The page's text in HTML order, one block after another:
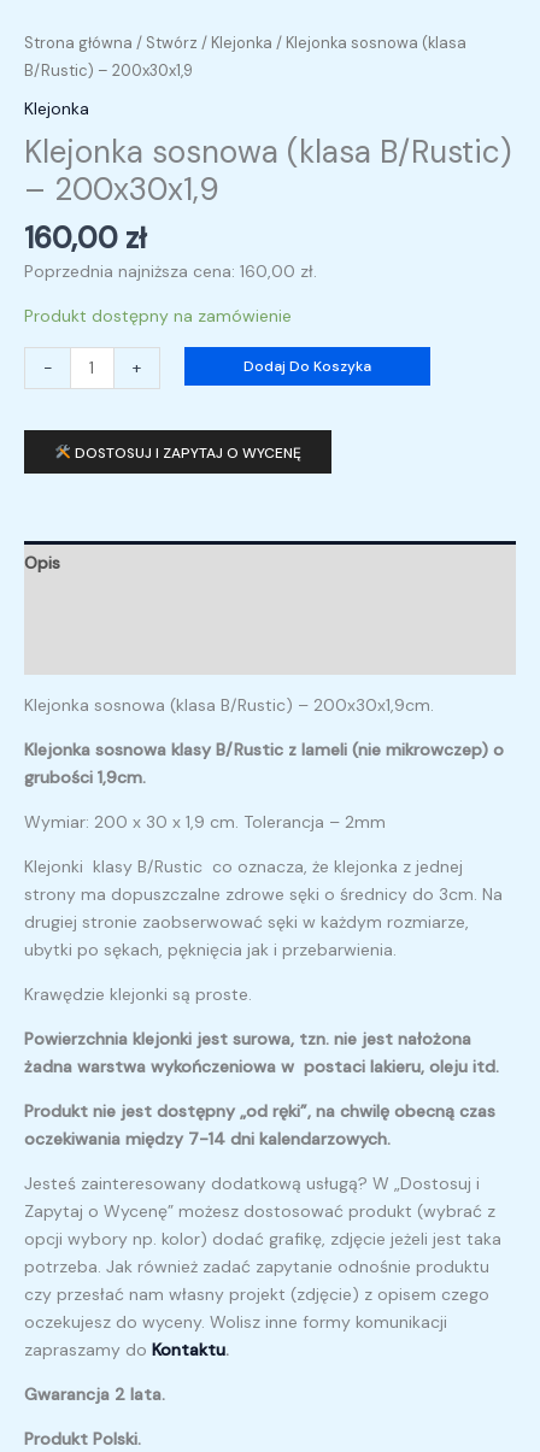
Strona główna / Stwórz / Klejonka / Klejonka sosnowa (klasa
B/Rustic) – 200x30x1,9
Klejonka
Klejonka sosnowa (klasa B/Rustic)
– 200x30x1,9
160,00 zł
Poprzednia najniższa cena: 160,00 zł
Produkt dostępny na zamówienie
- + Dodaj Do Koszyka
DOSTOSUJ I ZAPYTAJ O WYCENĘ
Opis
Klejonka sosnowa (klasa B/Rustic) – 200x30x1,9cm.
Klejonka sosnowa klasy B/Rustic z lameli (nie mikrowczep) o
grubości 1,9cm.
Wymiar: 200 x 30 x 1,9 cm. Tolerancja – 2mm
Klejonki klasy B/Rustic co oznacza, że klejonka z jednej
strony ma dopuszczalne zdrowe sęki o średnicy do 3cm. Na
drugiej stronie zaobserwować sęki w każdym rozmiarze,
ubytki po sękach, pęknięcia jak i przebarwienia.
Krawędzie klejonki są proste.
Powierzchnia klejonki jest surowa, tzn. nie jest nałożona
żadna warstwa wykończeniowa w postaci lakieru, oleju itd.
Produkt nie jest dostępny „od ręki”, na chwilę obecną czas
oczekiwania między 7-14 dni kalendarzowych.
Jesteś zainteresowany dodatkową usługą? W „Dostosuj i
Zapytaj o Wycenę” możesz dostosować produkt (wybrać z
opcji wybory np. kolor) dodać grafikę, zdjęcie jeżeli jest taka
potrzeba. Jak również zadać zapytanie odnośnie produktu
czy przesłać nam własny projekt (zdjęcie) z opisem czego
oczekujesz do wyceny. Wolisz inne formy komunikacji
zapraszamy do Kontaktu.
Gwarancja 2 lata.
Produkt Polski.